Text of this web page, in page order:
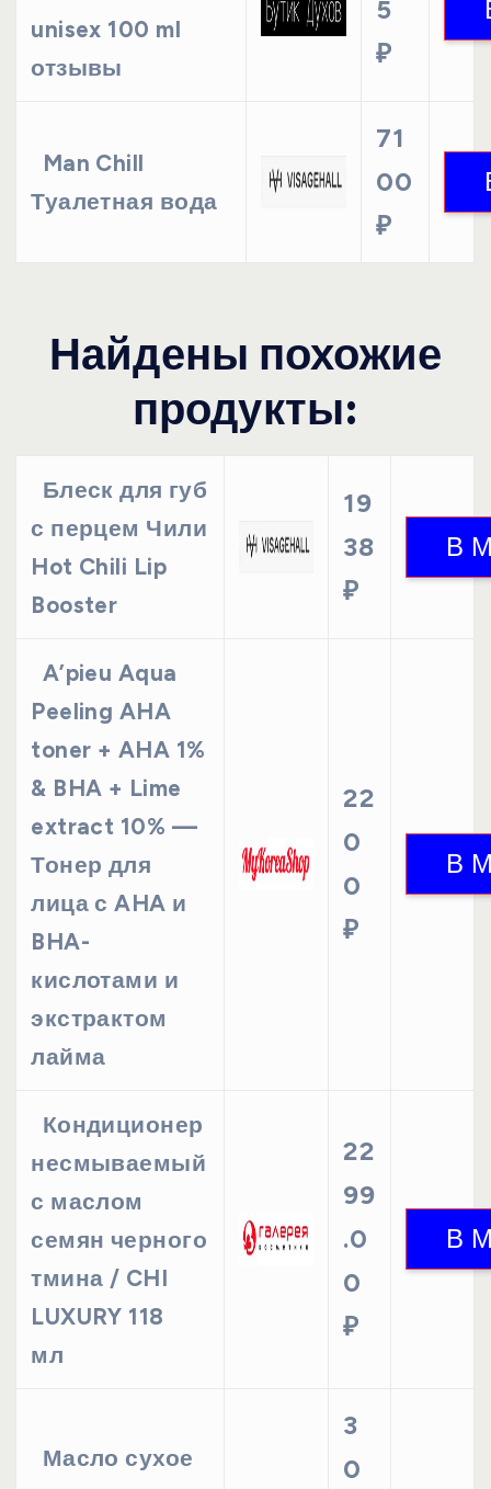
unisex 100 ml
отзывы
5
₽
Man Chill
Туалетная вода
71
00
₽
Найдены похожие
продукты:
Блеск для губ
с перцем Чили
Hot Chili Lip
Booster
19
38
₽
A’pieu Aqua
Peeling AHA
toner + AHA 1%
& BHA + Lime
extract 10% —
Тонер для
лица с AHA и
BHA-
кислотами и
экстрактом
лайма
22
0
0
₽
Кондиционер
несмываемый
с маслом
семян черного
тмина / CHI
LUXURY 118
мл
22
99
.0
0
₽
Масло сухое
3
0